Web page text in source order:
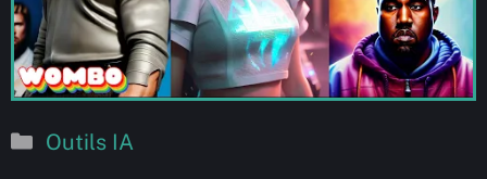
Catégories
Outils IA